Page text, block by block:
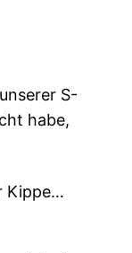
S-
habe,
Kippe…